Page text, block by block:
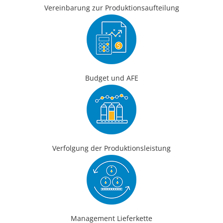
Vereinbarung zur Produktionsaufteilung
Budget und AFE
Verfolgung der Produktionsleistung
Management Lieferkette